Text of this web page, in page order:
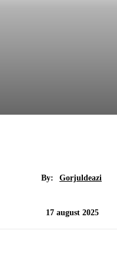
By: Gorjuldeazi
17 august 2025